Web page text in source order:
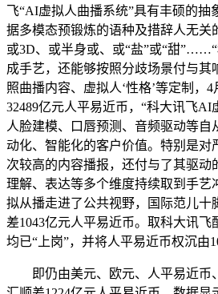
飞“AI虚拟人曲播系统”具有丰硕的抽
据多模态预锻炼的语种及措辞人无关
或3D、或半身或、或“盐”或“甜
成手艺，还能够按照分歧场景付与其
照曲播内容、虚拟人‘性格’等定制，
32489亿元人平易近币，“科大讯飞AI
人脸建模、口唇预测、音频驱动等自
动化、智能化的客户价值。特别是对
次较高的内容播报，还付与了其驱动
理解、表达等多个维度持续取到手艺
拟从播走进了公共视野，国际范儿十
差1043亿元人平易近币。取科大讯
均已“上岗”，并将人平易近币权沉由
即仍由美元、欧元、人平易近币